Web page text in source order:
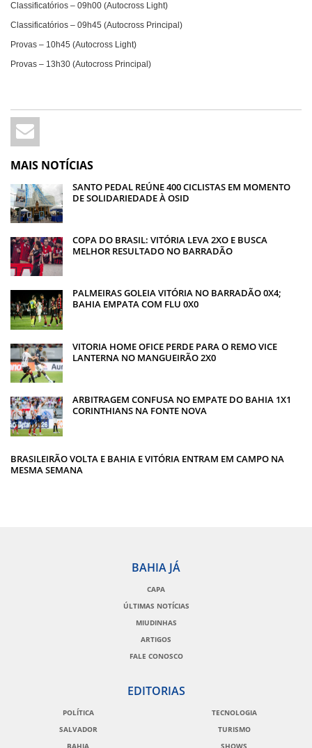
Classificatórios – 09h00 (Autocross Light)
Classificatórios – 09h45 (Autocross Principal)
Provas – 10h45 (Autocross Light)
Provas – 13h30 (Autocross Principal)
MAIS NOTÍCIAS
SANTO PEDAL REÚNE 400 CICLISTAS EM MOMENTO
DE SOLIDARIEDADE À OSID
COPA DO BRASIL: VITÓRIA LEVA 2XO E BUSCA
MELHOR RESULTADO NO BARRADÃO
PALMEIRAS GOLEIA VITÓRIA NO BARRADÃO 0X4;
BAHIA EMPATA COM FLU 0X0
VITORIA HOME OFICE PERDE PARA O REMO VICE
LANTERNA NO MANGUEIRÃO 2X0
ARBITRAGEM CONFUSA NO EMPATE DO BAHIA 1X1
CORINTHIANS NA FONTE NOVA
BRASILEIRÃO VOLTA E BAHIA E VITÓRIA ENTRAM EM CAMPO NA
MESMA SEMANA
BAHIA JÁ
CAPA
ÚLTIMAS NOTÍCIAS
MIUDINHAS
ARTIGOS
FALE CONOSCO
EDITORIAS
POLÍTICA
SALVADOR
BAHIA
TECNOLOGIA
TURISMO
SHOWS